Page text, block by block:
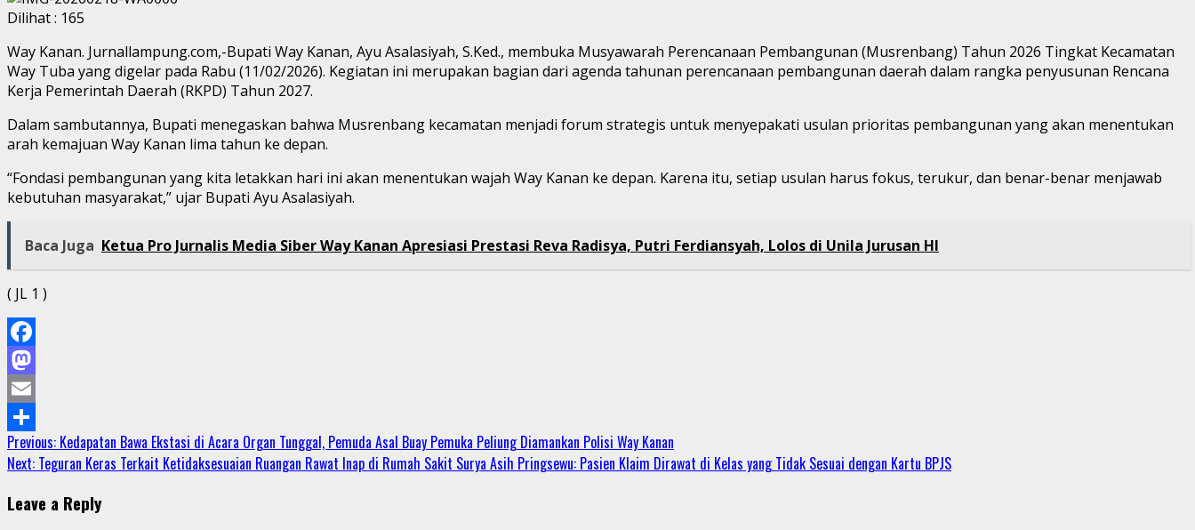
Dilihat : 165
Way Kanan. Jurnallampung.com,-Bupati Way Kanan, Ayu Asalasiyah, S.Ked., membuka Musyawarah Perencanaan Pembangunan (Musrenbang) Tahun 2026 Tingkat Kecamatan
Way Tuba yang digelar pada Rabu (11/02/2026). Kegiatan ini merupakan bagian dari agenda tahunan perencanaan pembangunan daerah dalam rangka penyusunan Rencana
Kerja Pemerintah Daerah (RKPD) Tahun 2027.
Dalam sambutannya, Bupati menegaskan bahwa Musrenbang kecamatan menjadi forum strategis untuk menyepakati usulan prioritas pembangunan yang akan menentukan
arah kemajuan Way Kanan lima tahun ke depan.
“Fondasi pembangunan yang kita letakkan hari ini akan menentukan wajah Way Kanan ke depan. Karena itu, setiap usulan harus fokus, terukur, dan benar-benar menjawab
kebutuhan masyarakat,” ujar Bupati Ayu Asalasiyah.
Baca Juga Ketua Pro Jurnalis Media Siber Way Kanan Apresiasi Prestasi Reva Radisya, Putri Ferdiansyah, Lolos di Unila Jurusan HI
( JL 1 )
Facebook
Mastodon
Email
Share
Continue
Reading
Previous: Kedapatan Bawa Ekstasi di Acara Organ Tunggal, Pemuda Asal Buay Pemuka Peliung Diamankan Polisi Way Kanan
Next: Teguran Keras Terkait Ketidaksesuaian Ruangan Rawat Inap di Rumah Sakit Surya Asih Pringsewu: Pasien Klaim Dirawat di Kelas yang Tidak Sesuai dengan Kartu BPJS
Leave a Reply